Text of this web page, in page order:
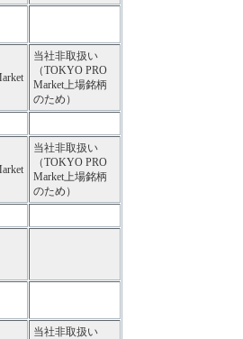
当社非取扱い
（TOKYO PRO
Market上場銘柄
のため）
当社非取扱い
（TOKYO PRO
Market上場銘柄
のため）
当社非取扱い